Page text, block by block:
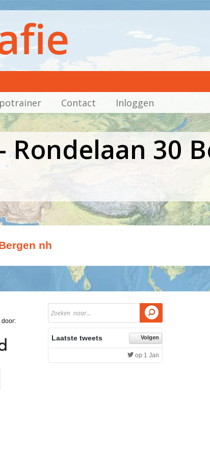
Contact Inloggen
Rondelaan 30
nh
door:

Laatste tweets Volgen
op 1 Jan